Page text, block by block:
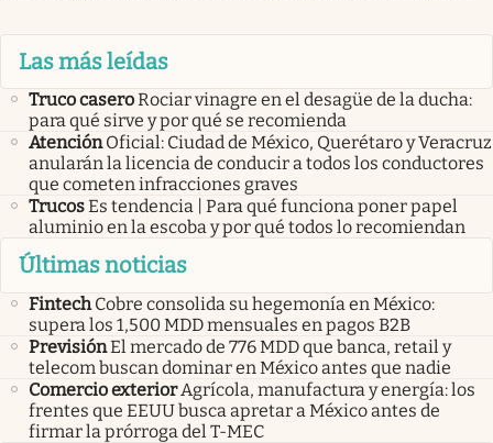
Las más leídas
Truco caseroRociar vinagre en el desagüe de la ducha:
para qué sirve y por qué se recomienda
Atención Oficial: Ciudad de México, Querétaro y Veracruz
anularán la licencia de conducir a todos los conductores
que cometen infracciones graves
TrucosEs tendencia | Para qué funciona poner papel
aluminio en la escoba y por qué todos lo recomiendan
Últimas noticias
Fintech Cobre consolida su hegemonía en México:
supera los 1,500 MDD mensuales en pagos B2B
PrevisiónEl mercado de 776 MDD que banca, retail y
telecom buscan dominar en México antes que nadie
Comercio exterior Agrícola, manufactura y energía: los
frentes que EEUU busca apretar a México antes de
firmar la prórroga del T-MEC